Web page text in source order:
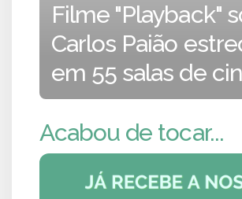
Filme "Playback"
Carlos Paião
em 55 salas de
Acabou de tocar...